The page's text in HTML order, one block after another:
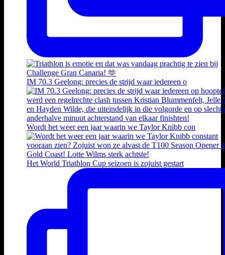
IM 70.3 Geelong: precies de strijd waar iedereen o
Wordt het weer een jaar waarin we Taylor Knibb con
Het World Triathlon Cup seizoen is zojuist gestart